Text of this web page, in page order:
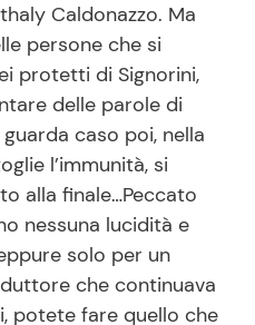
Caldonazzo. Ma
persone che si
protetti di Signorini,
delle parole di
caso poi, nella
l’immunità, si
alla finale…Peccato
nessuna lucidità e
solo per un
che continuava
potete fare quello che